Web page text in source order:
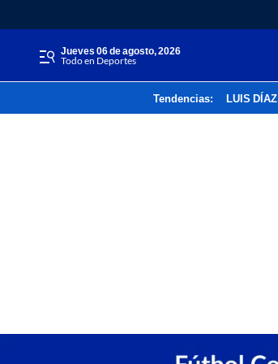
jueves 06 de agosto, 2026
Todo en Deportes
Tendencias: LUIS DÍAZ